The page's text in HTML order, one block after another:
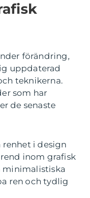
förändring,
uppdaterad
teknikerna.
som har
de senaste
renhet i design
inom grafisk
minimalistiska
ren och tydlig